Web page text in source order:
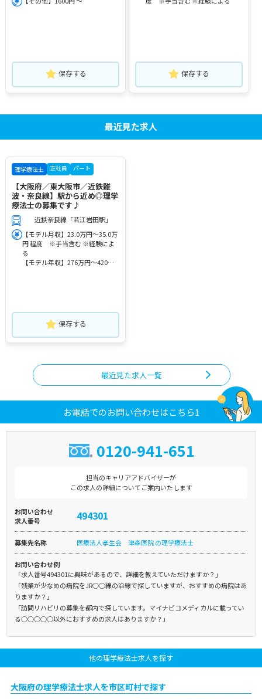
保存する 保存する
最近見た求人
理学療法士 正社員 パート
【大阪府／東大阪市／近鉄難
波・奈良線】駅から近め◎理学
療法士の募集です♪
近鉄奈良線「若江岩田駅」
【モデル月収】23.0万円～35.0万
円 程度 ※手当含む ※経験によ
る
【モデル年収】276万円～420万
保存する
最近見た求人一覧
お電話でのお問い合わせはこちら1
0120-941-651
担当のキャリアアドバイザーが
この求人の詳細についてご案内いたします
お問い合わせ
求人番号
494301
募集先名称 医療法人孝生会 津森医院 の理学療法士
お問い合わせ例
「求人番号494301に興味があるので、詳細を教えていただけますか？」
「残業が少なめの病院をJR○○線の沿線で探していますが、おすすめの病院はあ
りますか？」
「訪問リハビリの募集を都内で探しています。マイナビコメディカルに載ってい
る○○○○○以外におすすめの求人はありますか？」
他の理学療法士求人を探す
大阪府の理学療法士求人を市区町村で探す